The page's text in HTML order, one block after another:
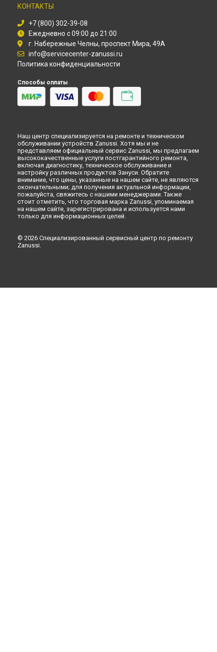
Замена прессостата стиральной машины Zanussi в
Замена прессостата стиральной машины Zanussi в
Замена прессостата стиральной машины Zanussi в
Красноярске
Замена прессостата стиральной машины Zanussi в
Замена прессостата стиральной машины Zanussi в
Замена прессостата стиральной машины Zanussi в
Замена прессостата стиральной машины Zanussi в
Оренбурге
Новокузнецке
Замена прессостата стиральной машины Zanussi вРязани
Замена прессостата стиральной машины Zanussi в
Астрахани
Замена прессостата стиральной машины Zanussi в
Набережных Челнах
Замена прессостата стиральной машины Zanussi в
Липецке
КОНТАКТЫ
+7 (800) 302-39-08
Ежедневно с 09:00 до 21:00
г. Набережные Челны, проспект Мира, 49А
info@servicecenter-zanussi.ru
Политика конфиденциальности
Способы оплаты
Наш центр специализируется на ремонте и техническом
обслуживании устройств Zanussi. Хотя мы и не
представляем официальный сервис Zanussi, мы предлагаем
высококачественные услуги постгарантийного ремонта,
включая диагностику, техническое обслуживание и
настройку различных продуктов Зануси. Обратите
внимание, что цены, указанные на нашем сайте, не являются
окончательными; для получения актуальной информации,
пожалуйста, свяжитесь с нашими менеджерами. Также
стоит отметить, что торговая марка Zanussi, упоминаемая
на нашем сайте, зарегистрирована и используется нами
только для информационных целей.
© 2026 Специализированный сервисный центр по ремонту
Zanussi.